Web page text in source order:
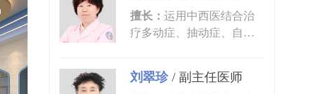
擅长： 运用中西医结合治
疗多动症、抽动症、自闭
刘翠珍/ 副主任医师